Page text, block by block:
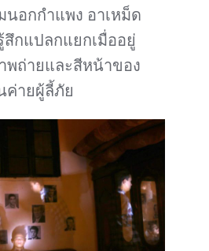
อกกำแพง อาเหม็ด
กแปลกแยกเมื่ออยู่
พถ่ายและสีหน้าของ
ค่ายผู้ลี้ภัย